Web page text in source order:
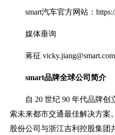
smart汽车官方网站：
媒体垂询
蒋征 vicky.jiang@smart.com
smart品牌全球公司简介
自 20 世纪 90 年代品牌创
索未来都市交通最佳解决方案
股份公司与浙江吉利控股集团